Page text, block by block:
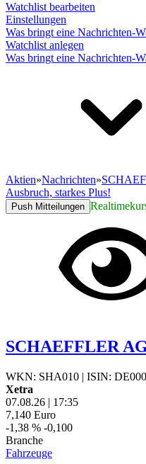
Watchlist bearbeiten
Einstellungen
Was bringt eine Nachrichten-
Watchlist anlegen
Was bringt eine Nachrichten-
Aktien»Nachrichten»
Ausbruch, starkes Plus!
Push Mitteilungen
SCHAEFFLER
WKN: SHA010 | ISIN:
Xetra
07.08.26 | 17:35
7,140 Euro
-1,38 % -0,100
Branche
Fahrzeuge